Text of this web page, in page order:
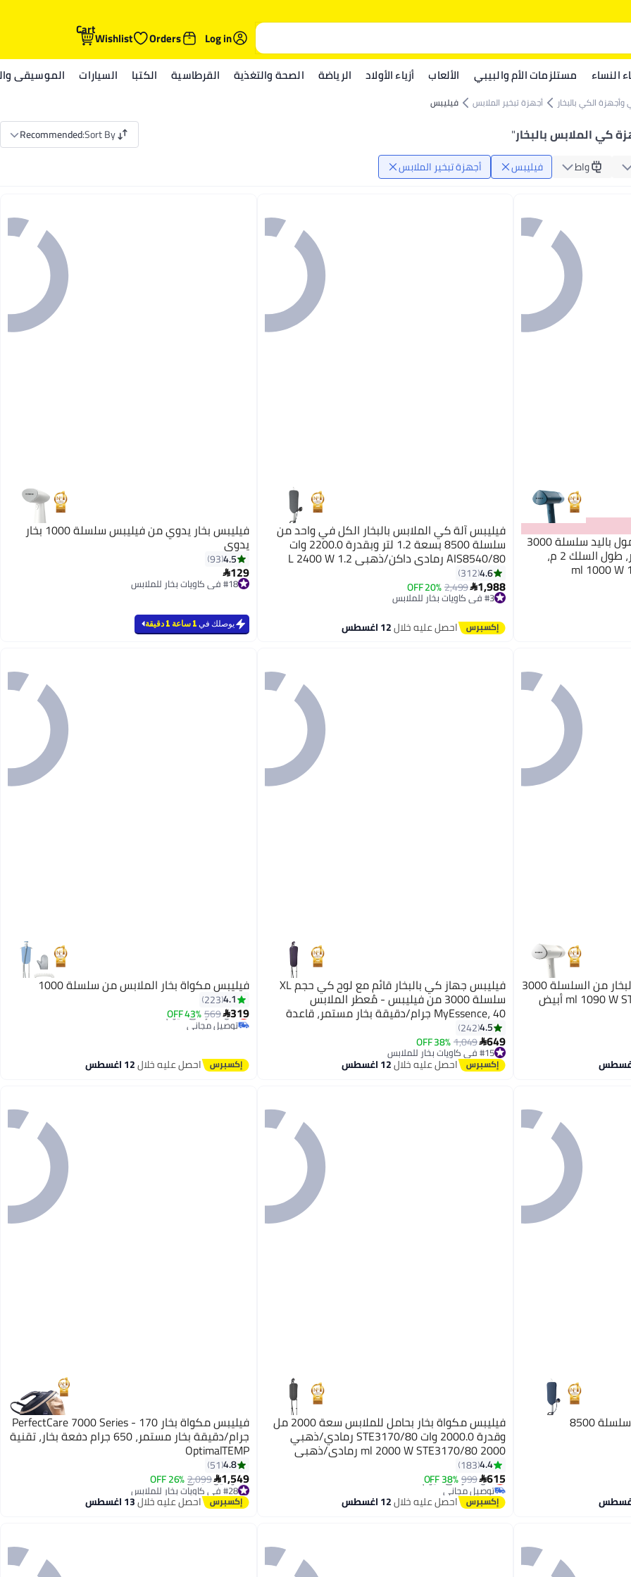
Log in
Orders
Wishlist
Cart
النساء مستلزمات الأم والبيبي الألعاب أزياء الأولاد الرياضة الصحة والتغذية القرطاسية الكتبا السيارات الموسيقى
الكي بالبخار أجهزة تبخير الملابس فيليبس
كي الملابس بالبخار"
Sort By
:
Recommended
واط فيليبس أجهزة تبخير الملابس
فيليبس جهاز كي بالبخار محمول باليد سلسلة 3000
- 20 جرام/دقيقة بخار مستمر، طول السلك 2 م،
صغير الحجم وقابل للطي، 100 ml 1000 W
فيليبس آلة كي الملابس بالبخار الكل في واحد من
سلسلة 8500 بسعة 1.2 لتر وبقدرة 2200.0 وات
AIS8540/80 رمادي داكن/ذهبي 1.2 L 2400 W
AIS8540/80
4.6
312
1,988
2,499
20% OFF #3 في كاويات بخار للملابس
توصيل مجاني
#3 في كاويات بخار للملابس احصل عليه خلال12 اغسطس
فيليبس بخار يدوي من فيليبس سلسلة 1000 بخار
يدوي
4.5
93
129
#18 في كاويات بخار للملابس
يوصلك في 1 ساعة 1 دقيقة
فيليبس جهاز كي الملابس بالبخار من السلسلة 3000 فيليبس جهاز كي بالبخار قائم مع لوح كي حجم XL
سلسلة 3000 من فيليبس - مُعطر الملابس
MyEssence، 40 جرام/دقيقة بخار مستمر، قاعدة
مدببة، 5 إعدادات بخار 2 L 2000 W STE3180/30
بنفسجي
4.5
242
649
1,049
38% OFF #15 في كاويات بخار للملابس
توصيل مجاني
#15 في كاويات بخار للملابس احصل عليه خلال12 اغسطس
فيليبس مكواة بخار الملابس من سلسلة 1000
4.1
223
319
569
43% OFF
#26 في كاويات بخار للملابس
أقل سعر في 7 يوم
توصيل مجاني
#26 في كاويات بخار للملابس
احصل عليه خلال12 اغسطس
8500 فيليبس مكواة بخار بحامل للملابس سعة 2000 مل
وقدرة 2000.0 وات STE3170/80 رمادي/ذهبي
2000 ml 2000 W STE3170/80 رمادي/ذهبي
4.4
183
615
999
38% OFF
#30 في كاويات بخار للملابس
أقل سعر في 7 يوم
توصيل مجاني
#30 في كاويات بخار للملابس احصل عليه خلال12 اغسطس
فيليبس مكواة بخار PerfectCare 7000 Series - 170
جرام/دقيقة بخار مستمر، 650 جرام دفعة بخار، تقنية
OptimalTEMP
4.8
51
1,549
2,099
26% OFF
#28 في كاويات بخار للملابس
توصيل مجاني
#28 في كاويات بخار للملابس
احصل عليه خلال13 اغسطس